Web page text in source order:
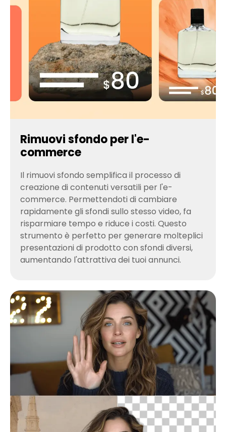
Rimuovi sfondo per l'e-
commerce
Il rimuovi sfondo semplifica il processo di
creazione di contenuti versatili per l'e-
commerce. Permettendoti di cambiare
rapidamente gli sfondi sullo stesso video, fa
risparmiare tempo e riduce i costi. Questo
strumento è perfetto per generare molteplici
presentazioni di prodotto con sfondi diversi,
aumentando l'attrattiva dei tuoi annunci.